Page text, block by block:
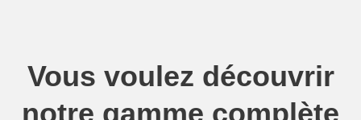
Vous voulez découvrir